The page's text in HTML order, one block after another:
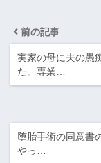
前の記事
実家の母に夫の愚
た。専業…
堕胎手術の同意書
やっ…